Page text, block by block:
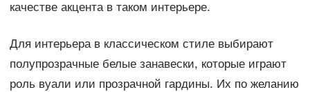
качестве акцента в таком интерьере.
Для интерьера в классическом стиле выбирают
полупрозрачные белые занавески, которые играют
роль вуали или прозрачной гардины. Их по желанию